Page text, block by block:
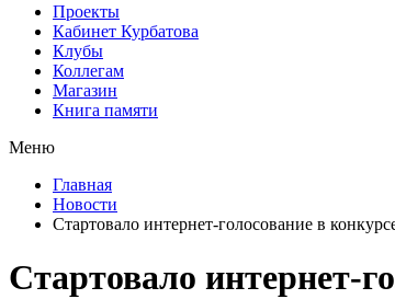
Проекты
Кабинет Курбатова
Клубы
Коллегам
Магазин
Книга памяти
Меню
Главная
Новости
Стартовало интернет-голосование в
Стартовало интернет-